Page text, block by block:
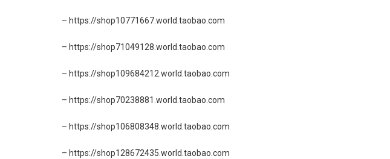
– https://shop10771667.world.taobao.com
– https://shop71049128.world.taobao.com
– https://shop109684212.world.taobao.com
– https://shop70238881.world.taobao.com
– https://shop106808348.world.taobao.com
– https://shop128672435.world.taobao.com